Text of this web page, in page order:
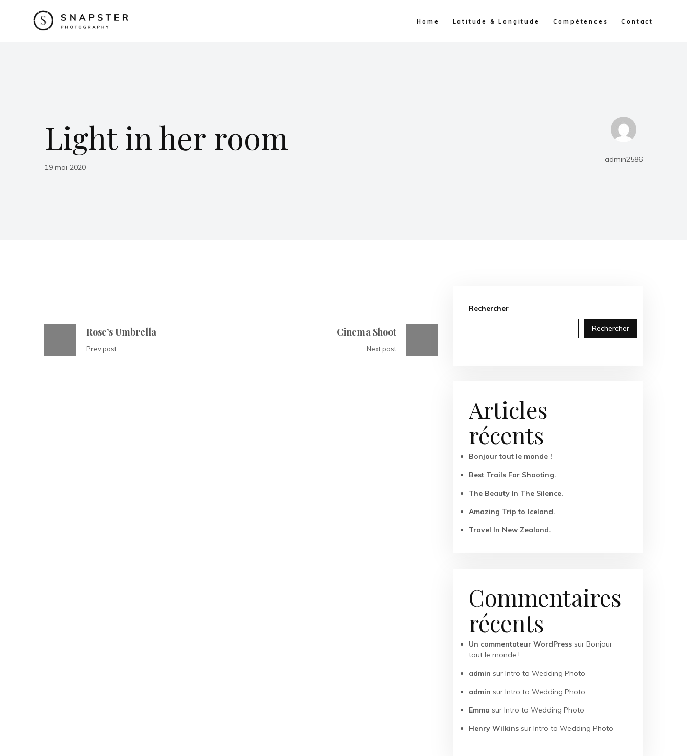
Home Latitude & Longitude Compétences Contact
Light in her room
19 mai 2020
admin2586
Rose’s Umbrella
Prev post
Cinema Shoot
Next post
Rechercher
Rechercher
Articles
récents
Bonjour tout le monde !
Best Trails For Shooting.
The Beauty In The Silence.
Amazing Trip to Iceland.
Travel In New Zealand.
Commentaires
récents
Un commentateur WordPress sur Bonjour
tout le monde !
admin sur Intro to Wedding Photo
admin sur Intro to Wedding Photo
Emma sur Intro to Wedding Photo
Henry Wilkins sur Intro to Wedding Photo